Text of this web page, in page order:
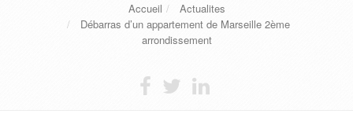
Accueil
Actualites
Débarras d’un appartement de Marseille 2ème
arrondissement